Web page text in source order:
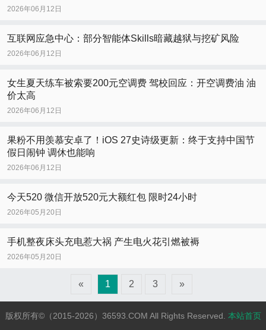
2026年06月12日
互联网应急中心：部分智能体Skills暗藏越狱与挖矿风险
2026年06月12日
女生夏天练车被索要200元空调费 驾校回应：开空调费油 油
价太高
2026年06月12日
果粉不用羡慕安卓了！iOS 27史诗级更新：终于支持中国节
假日闹钟 调休也能响
2026年06月12日
今天520 微信开放520元大额红包 限时24小时
2026年05月20日
手机整夜床头充电惹大祸 产生电火花引燃被褥
2026年05月20日
« 1 2 3 »
版权所有©（2015-2026）36593.COM All Rights Reserved. 本站首页